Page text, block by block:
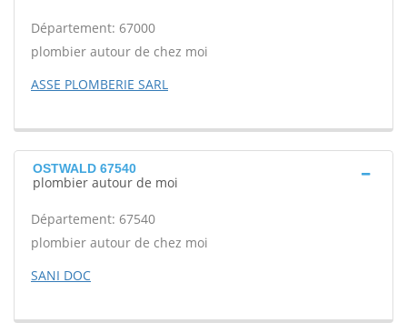
Département: 67000
plombier autour de chez moi
ASSE PLOMBERIE SARL
OSTWALD 67540
plombier autour de moi
Département: 67540
plombier autour de chez moi
SANI DOC